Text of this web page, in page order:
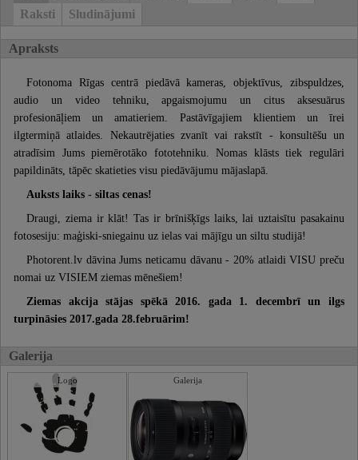
Raksti
Sludinājumi
Apraksts
Fotonoma Rīgas centrā piedāvā kameras, objektīvus, zibspuldzes,
audio un video tehniku, apgaismojumu un citus aksesuārus
profesionāļiem un amatieriem. Pastāvīgajiem klientiem un īrei
ilgtermiņā atlaides. Nekautrējaties zvanīt vai rakstīt - konsultēšu un
atradīsim Jums piemērotāko fototehniku. Nomas klāsts tiek regulāri
papildināts, tāpēc skatieties visu piedāvājumu mājaslapā.
Auksts laiks - siltas cenas!
Draugi, ziema ir klāt! Tas ir brīnišķīgs laiks, lai uztaisītu pasakainu
fotosesiju: maģiski-sniegainu uz ielas vai mājīgu un siltu studijā!
Photorent.lv dāvina Jums neticamu dāvanu - 20% atlaidi VISU preču
nomai uz VISIEM ziemas mēnešiem!
Ziemas akcija stājas spēkā 2016. gada 1. decembrī un ilgs
turpināsies 2017.gada 28.februārim!
Galerija
Logo Galerija